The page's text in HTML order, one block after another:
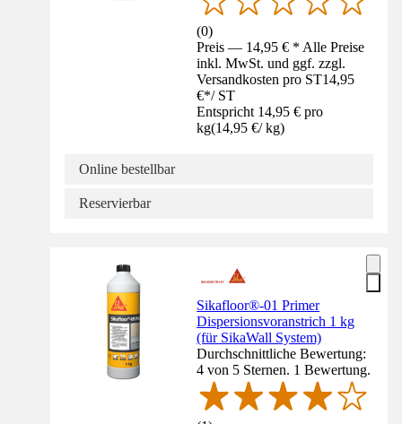
(0)
Preis — 14,95 € * Alle Preise
inkl. MwSt. und ggf. zzgl.
Versandkosten pro ST14,95
€*/ ST
Entspricht 14,95 € pro
kg(14,95 €/ kg)
Online bestellbar
Reservierbar
Sikafloor®-01 Primer
Dispersionsvoranstrich 1 kg
(für SikaWall System)
Durchschnittliche Bewertung:
4 von 5 Sternen. 1 Bewertung.